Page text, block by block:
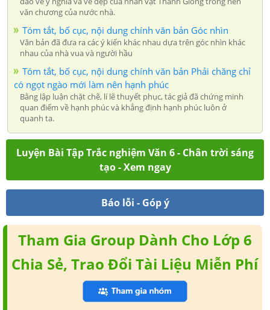
văn chương của nước nhà.
Tóm tắt, bố cục, nội dung chính văn bản Góc nhìn
Văn bản đã đưa ra các ý kiến khác nhau dựa trên góc nhìn khác
nhau của nhà vua và người hầu
Tóm tắt, bố cục, nội dung chính văn bản Phải chăng chỉ
có ngọt ngào mới làm nên hạnh phúc
Bằng lập luận chặt chẽ, lí lẽ thuyết phục, tác giả đã chứng minh
quan điểm về hạnh phúc và khẳng định hạnh phúc luôn ở
quanh ta.
Luyện Bài Tập Trắc nghiệm Văn 6 - Chân trời sáng
tạo - Xem ngay
Báo lỗi - Góp ý
Tham Gia Group Dành Cho Lớp 6
Chia Sẻ, Trao Đổi Tài Liệu Miễn Phí